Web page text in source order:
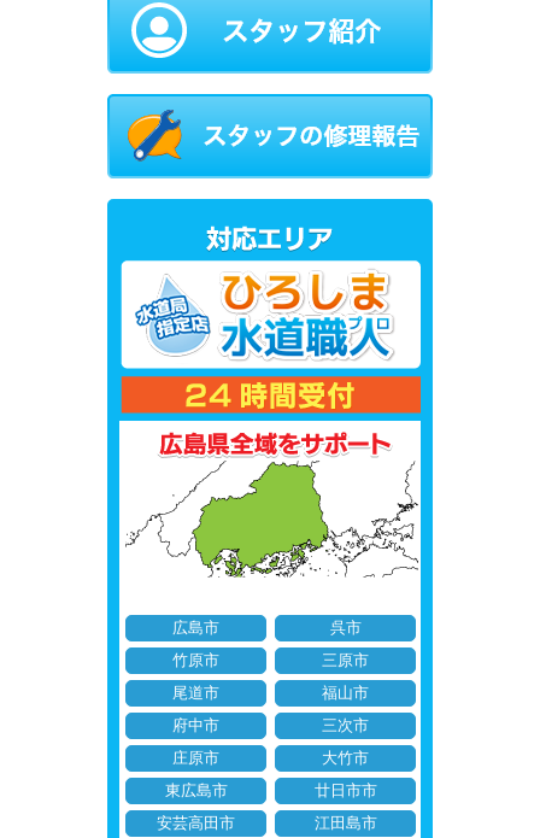
広島市
呉市
竹原市
三原市
尾道市
福山市
府中市
三次市
庄原市
大竹市
東広島市
廿日市市
安芸高田市
江田島市